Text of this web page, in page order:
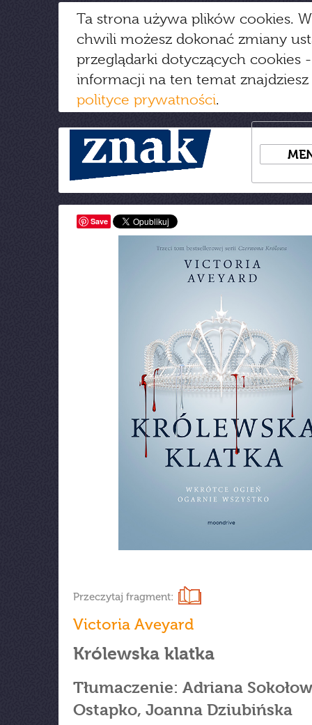
Ta strona używa plików cookies.
chwili możesz dokonać zmiany
przeglądarki dotyczących cookies
informacji na ten temat
polityce prywatności.
Save
Przeczytaj fragment:
Victoria Aveyard
Królewska klatka
Tłumaczenie: Adriana
Ostapko, Joanna Dziubińska